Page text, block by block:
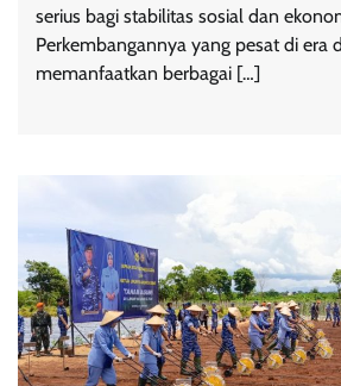
serius bagi stabilitas sosial dan
Perkembangannya yang pesat di era
memanfaatkan berbagai […]